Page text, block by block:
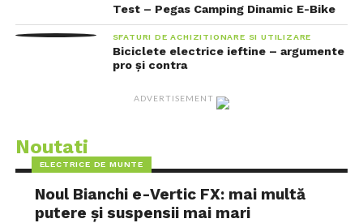
Test – Pegas Camping Dinamic E-Bike
SFATURI DE ACHIZITIONARE SI UTILIZARE
Biciclete electrice ieftine – argumente
pro și contra
ADVERTISEMENT
Noutati
ELECTRICE DE MUNTE
Noul Bianchi e-Vertic FX: mai multă
putere și suspensii mai mari